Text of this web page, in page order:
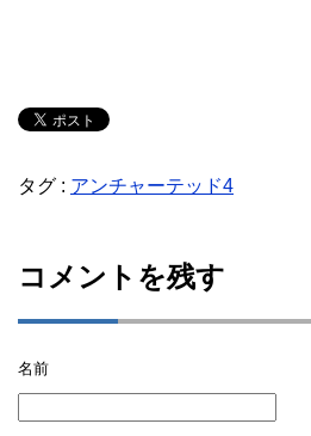
タグ : アンチャーテッド4
コメントを残す
名前